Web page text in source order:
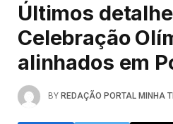
Últimos
Celebração
alinhados em
BY REDAÇÃO PORTAL MINHA